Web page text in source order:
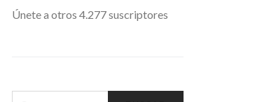
Únete a otros 4.277 suscriptores